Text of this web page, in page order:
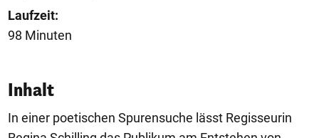
Laufzeit:
98 Minuten
Inhalt
In einer poetischen Spurensuche lässt Regisseurin